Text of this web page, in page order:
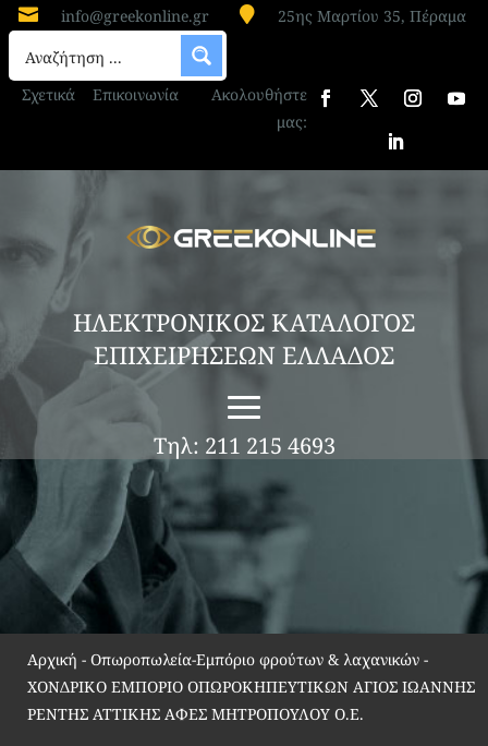
 info@greekonline.gr  25ης Μαρτίου 35, Πέραμα
Σχετικά Επικοινωνία
Ακολουθήστε
μας:
ΗΛΕΚΤΡΟΝΙΚΟΣ ΚΑΤΑΛΟΓΟΣ
ΕΠΙΧΕΙΡΗΣΕΩΝ ΕΛΛΑΔΟΣ
Τηλ: 211 215 4693
Αρχική - Οπωροπωλεία-Εμπόριο φρούτων & λαχανικών-
ΧΟΝΔΡΙΚΟ ΕΜΠΟΡΙΟ ΟΠΩΡΟΚΗΠΕΥΤΙΚΩΝ ΑΓΙΟΣ ΙΩΑΝΝΗΣ
ΡΕΝΤΗΣ ΑΤΤΙΚΗΣ ΑΦΕΣ ΜΗΤΡΟΠΟΥΛΟΥ Ο.Ε.